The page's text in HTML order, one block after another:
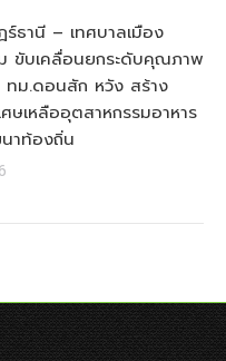
ร์ธานี – เทศบาลเมือง
ขับเคลื่อนยกระดับคุณภาพ
ทม.ดอนสัก หวัง สร้าง
ษเหลืออุตสาหกรรมอาหาร
าท้องถิ่น